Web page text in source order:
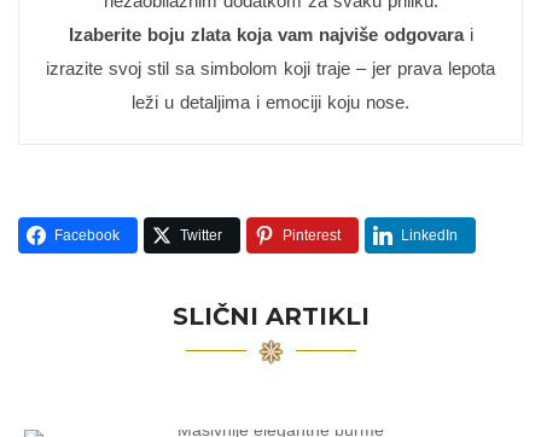
Izaberite boju zlata koja vam najviše odgovarai
izrazite svoj stil sa simbolom koji traje – jer prava lepota
leži u detaljima i emociji koju nose.
Facebook Twitter Pinterest LinkedIn
SLIČNI ARTIKLI